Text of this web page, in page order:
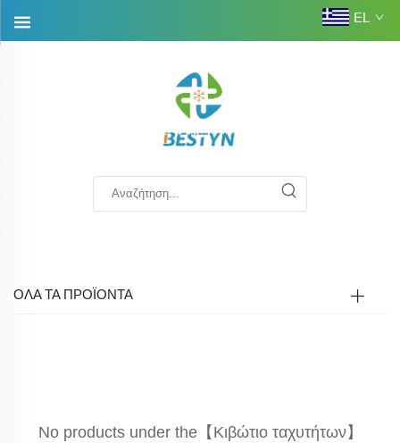
EL
ΟΛΑ ΤΑ ΠΡΟΪΟΝΤΑ
No products under the【Κιβώτιο ταχυτήτων】